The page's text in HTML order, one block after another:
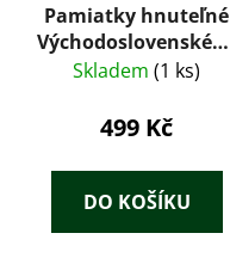
Pamiatky hnuteľné
Východoslovenského
kraja v štátnych
Skladem (1 ks)
499 Kč
DO KOŠÍKU